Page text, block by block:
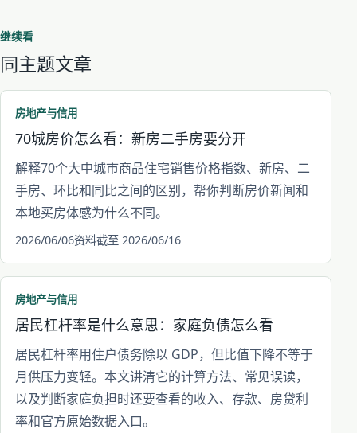
继续看
同主题文章
房地产与信用
70城房价怎么看：新房二手房要分开
解释70个大中城市商品住宅销售价格指数、新房、二
手房、环比和同比之间的区别，帮你判断房价新闻和
本地买房体感为什么不同。
2026/06/06资料截至 2026/06/16
房地产与信用
居民杠杆率是什么意思：家庭负债怎么看
居民杠杆率用住户债务除以 GDP，但比值下降不等于
月供压力变轻。本文讲清它的计算方法、常见误读，
以及判断家庭负担时还要查看的收入、存款、房贷利
率和官方原始数据入口。